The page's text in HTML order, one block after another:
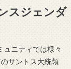
スジェンダ
ュニティでは様々
サントス大統領